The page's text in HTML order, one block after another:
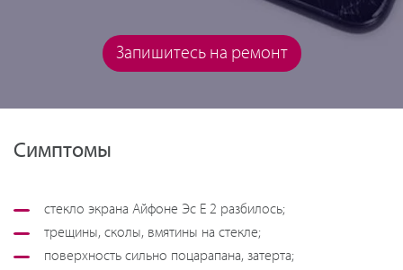
Запишитесь на ремонт
Симптомы
стекло экрана Айфоне Эс Е 2 разбилось;
трещины, сколы, вмятины на стекле;
поверхность сильно поцарапана, затерта;